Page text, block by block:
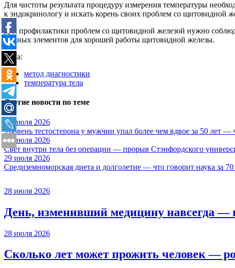
Для чистоты результата процедуру измерения температуры
к эндокринологу и искать корень своих проблем со щитовидной
Для профилактики проблем со щитовидной железой нужно
важных элементов для хорошей работы щитовидной железы.
Тема:
метод диагностики
температура тела
Другие новости по теме
31 июля 2026
Уровень тестостерона у мужчин упал более чем вдвое за 50 лет —
30 июля 2026
Свет внутри тела без операции — прорыв Стэнфордского
29 июля 2026
Средиземноморская диета и долголетие — что говорит наука за
28 июля 2026
День, изменивший медицину навсегда
28 июля 2026
Сколько лет может прожить человек —